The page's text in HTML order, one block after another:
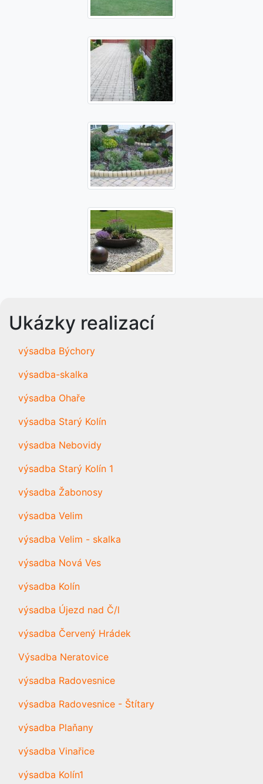
Ukázky realizací
výsadba Býchory
výsadba-skalka
výsadba Ohaře
výsadba Starý Kolín
výsadba Nebovidy
výsadba Starý Kolín 1
výsadba Žabonosy
výsadba Velim
výsadba Velim - skalka
výsadba Nová Ves
výsadba Kolín
výsadba Újezd nad Č/l
výsadba Červený Hrádek
Výsadba Neratovice
výsadba Radovesnice
výsadba Radovesnice - Štítary
výsadba Plaňany
výsadba Vinařice
výsadba Kolín1